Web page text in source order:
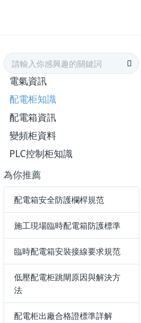
電氣資訊
配電柜知識
配電箱資訊
變頻柜資料
PLC控制柜知識
為你推薦
配電箱安全防護欄桿規范
施工現場臨時配電箱防護標準
臨時配電箱安裝接線要求規范
低壓配電柜跳閘原因與解決方
法
配電柜出廠合格證標準詳解